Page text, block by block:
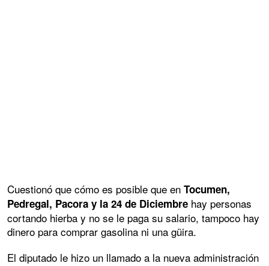
Cuestionó que cómo es posible que en Tocumen,
Pedregal, Pacora y la 24 de Diciembre hay personas
cortando hierba y no se le paga su salario, tampoco hay
dinero para comprar gasolina ni una güira.
El diputado le hizo un llamado a la nueva administración